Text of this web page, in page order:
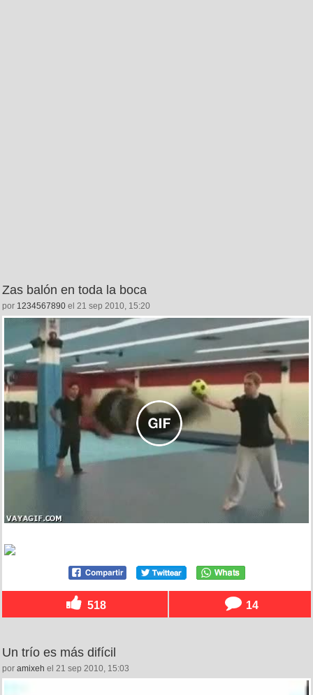
Zas balón en toda la boca
por 1234567890 el 21 sep 2010, 15:20
518 14
Un trío es más difícil
por amixeh el 21 sep 2010, 15:03